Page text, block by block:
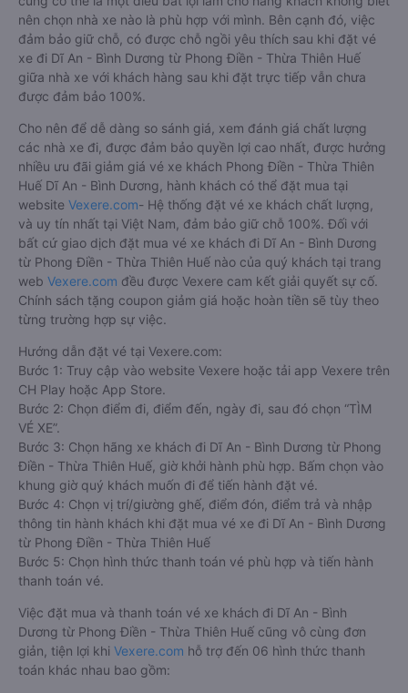
nên chọn nhà xe nào là phù hợp với mình. Bên cạnh đó, việc
đảm bảo giữ chỗ, có được chỗ ngồi yêu thích sau khi đặt vé
xe đi Dĩ An - Bình Dương từ Phong Điền - Thừa Thiên Huế
giữa nhà xe với khách hàng sau khi đặt trực tiếp vẫn chưa
được đảm bảo 100%.
Cho nên để dễ dàng so sánh giá, xem đánh giá chất lượng
các nhà xe đi, được đảm bảo quyền lợi cao nhất, được hưởng
nhiều ưu đãi giảm giá vé xe khách Phong Điền - Thừa Thiên
Huế Dĩ An - Bình Dương, hành khách có thể đặt mua tại
website Vexere.com- Hệ thống đặt vé xe khách chất lượng,
và uy tín nhất tại Việt Nam, đảm bảo giữ chỗ 100%. Đối với
bất cứ giao dịch đặt mua vé xe khách đi Dĩ An - Bình Dương
từ Phong Điền - Thừa Thiên Huế nào của quý khách tại trang
web Vexere.com đều được Vexere cam kết giải quyết sự cố.
Chính sách tặng coupon giảm giá hoặc hoàn tiền sẽ tùy theo
từng trường hợp sự việc.
Hướng dẫn đặt vé tại Vexere.com:
Bước 1: Truy cập vào website Vexere hoặc tải app Vexere trên
CH Play hoặc App Store.
Bước 2: Chọn điểm đi, điểm đến, ngày đi, sau đó chọn “TÌM
VÉ XE”.
Bước 3: Chọn hãng xe khách đi Dĩ An - Bình Dương từ Phong
Điền - Thừa Thiên Huế, giờ khởi hành phù hợp. Bấm chọn vào
khung giờ quý khách muốn đi để tiến hành đặt vé.
Bước 4: Chọn vị trí/giường ghế, điểm đón, điểm trả và nhập
thông tin hành khách khi đặt mua vé xe đi Dĩ An - Bình Dương
từ Phong Điền - Thừa Thiên Huế
Bước 5: Chọn hình thức thanh toán vé phù hợp và tiến hành
thanh toán vé.
Việc đặt mua và thanh toán vé xe khách đi Dĩ An - Bình
Dương từ Phong Điền - Thừa Thiên Huế cũng vô cùng đơn
giản, tiện lợi khi Vexere.com hỗ trợ đến 06 hình thức thanh
toán khác nhau bao gồm: